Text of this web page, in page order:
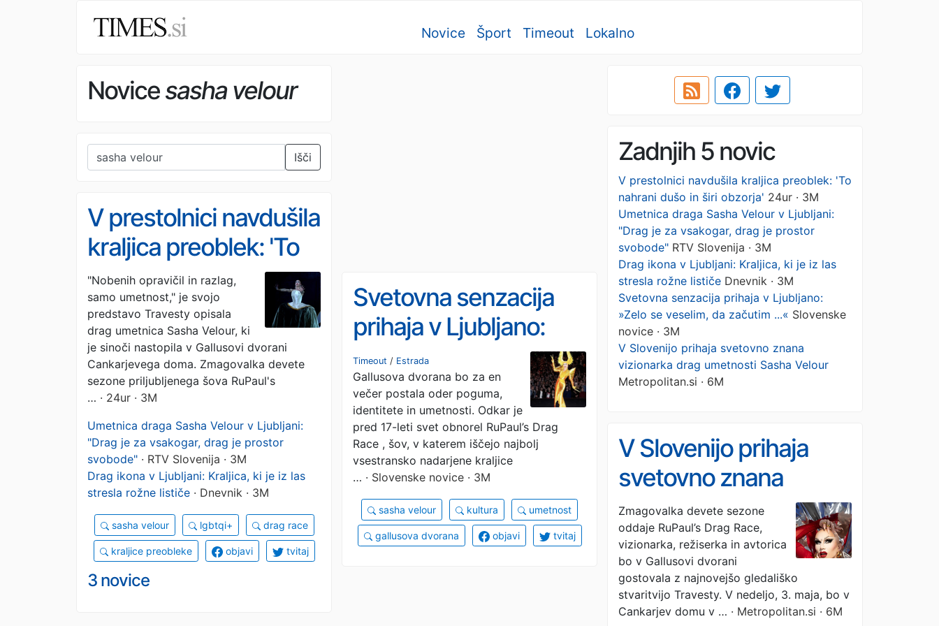
Novice Šport Timeout Lokalno
Novicesasha velour
Išči Zadnjih 5 novic
V prestolnici navdušila kraljica preoblek: 'To
nahrani dušo in širi obzorja' 24ur · 3M
Umetnica draga Sasha Velour v Ljubljani:
"Drag je za vsakogar, drag je prostor
svobode" RTV Slovenija · 3M
Drag ikona v Ljubljani: Kraljica, ki je iz las
stresla rožne lističe Dnevnik · 3M
Svetovna senzacija prihaja v Ljubljano:
»Zelo se veselim, da začutim ...« Slovenske
novice · 3M
V Slovenijo prihaja svetovno znana
vizionarka drag umetnosti Sasha Velour
Metropolitan.si · 6M
V prestolnici navdušila
kraljica preoblek: 'To
nahrani dušo in širi
obzorja'
"Nobenih opravičil in razlag,
samo umetnost," je svojo
predstavo Travesty opisala
drag umetnica Sasha Velour, ki
je sinoči nastopila v Gallusovi dvorani
Cankarjevega doma. Zmagovalka devete
sezone priljubljenega šova RuPaul's
… · 24ur · 3M
Umetnica draga Sasha Velour v Ljubljani:
"Drag je za vsakogar, drag je prostor
svobode" · RTV Slovenija · 3M
Drag ikona v Ljubljani: Kraljica, ki je iz las
stresla rožne lističe · Dnevnik · 3M
sasha velour lgbtqi+ drag race
kraljice preobleke objavi tvitaj
3 novice
Svetovna senzacija
prihaja v Ljubljano:
»Zelo se veselim, da
začutim ...«
Timeout / Estrada
Gallusova dvorana bo za en
večer postala oder poguma,
identitete in umetnosti. Odkar je
pred 17-leti svet obnorel RuPaul’s Drag
Race , šov, v katerem iščejo najbolj
vsestransko nadarjene kraljice
… · Slovenske novice · 3M
sasha velour kultura umetnost
gallusova dvorana objavi tvitaj
V Slovenijo prihaja
svetovno znana
vizionarka drag
umetnosti Sasha
Velour
Zmagovalka devete sezone
oddaje RuPaul’s Drag Race,
vizionarka, režiserka in avtorica
bo v Gallusovi dvorani
gostovala z najnovejšo gledališko
stvaritvijo Travesty. V nedeljo, 3. maja, bo v
Cankarjev domu v … · Metropolitan.si · 6M